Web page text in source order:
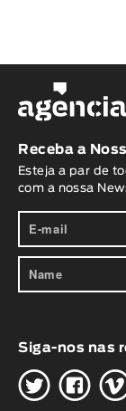
Receba a
Esteja a par de
com a nossa
Siga-nos nas
HG